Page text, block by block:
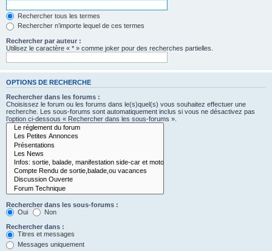
Rechercher tous les termes
Rechercher n’importe lequel de ces termes
Rechercher par auteur :
Utilisez le caractère « * » comme joker pour des recherches partielles.
OPTIONS DE RECHERCHE
Rechercher dans les forums :
Choisissez le forum ou les forums dans le(s)quel(s) vous souhaitez effectuer une
recherche. Les sous-forums sont automatiquement inclus si vous ne désactivez pas
l’option ci-dessous « Rechercher dans les sous-forums ».
Rechercher dans les sous-forums :
Oui
Non
Rechercher dans :
Titres et messages
Messages uniquement